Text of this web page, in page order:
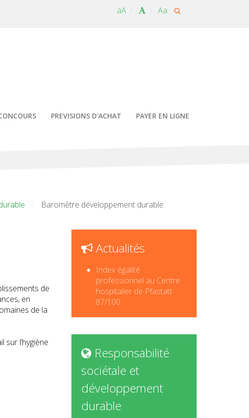
aA Aa
PREVISIONS D'ACHAT PAYER EN LIGNE
Baromètre développement durable
de
en
de la
l’hygiène
Actualités
Index égalité
professionnel au Centre
hospitalier de Pfastatt
87/100
Responsabilité
sociétale et
développement
durable